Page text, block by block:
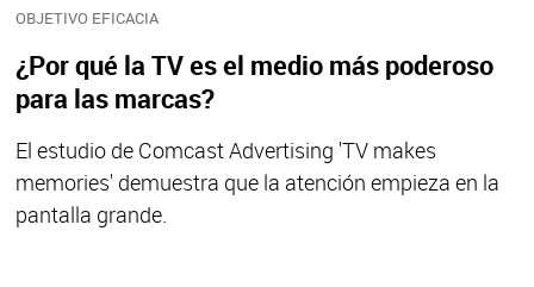
OBJETIVO EFICACIA
¿Por qué la TV es el medio más poderoso
para las marcas?
El estudio de Comcast Advertising 'TV makes
memories' demuestra que la atención empieza en la
pantalla grande.